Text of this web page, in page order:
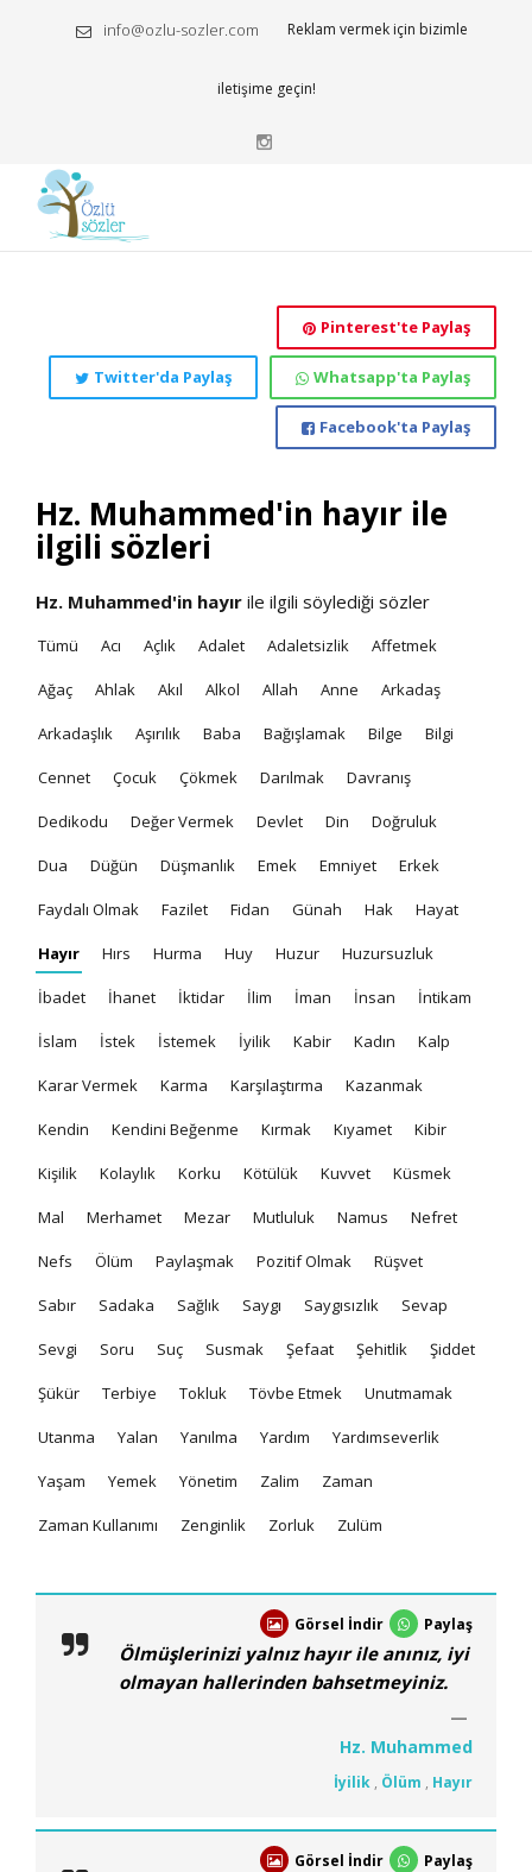
info@ozlu-sozler.com Reklam vermek için bizimle
iletişime geçin!
Pinterest'te Paylaş
Whatsapp'ta Paylaş
Twitter'da Paylaş
Facebook'ta Paylaş
Hz. Muhammed'in hayır ile
ilgili sözleri
Hz. Muhammed'in hayır ile ilgili söylediği sözler
Tümü Acı Açlık Adalet Adaletsizlik Affetmek
Ağaç Ahlak Akıl Alkol Allah Anne Arkadaş
Arkadaşlık Aşırılık Baba Bağışlamak Bilge Bilgi
Cennet Çocuk Çökmek Darılmak Davranış
Dedikodu Değer Vermek Devlet Din Doğruluk
Dua Düğün Düşmanlık Emek Emniyet Erkek
Faydalı Olmak Fazilet Fidan Günah Hak Hayat
Hayır Hırs Hurma Huy Huzur Huzursuzluk
İbadet İhanet İktidar İlim İman İnsan İntikam
İslam İstek İstemek İyilik Kabir Kadın Kalp
Karar Vermek Karma Karşılaştırma Kazanmak
Kendin Kendini Beğenme Kırmak Kıyamet Kibir
Kişilik Kolaylık Korku Kötülük Kuvvet Küsmek
Mal Merhamet Mezar Mutluluk Namus Nefret
Nefs Ölüm Paylaşmak Pozitif Olmak Rüşvet
Sabır Sadaka Sağlık Saygı Saygısızlık Sevap
Sevgi Soru Suç Susmak Şefaat Şehitlik Şiddet
Şükür Terbiye Tokluk Tövbe Etmek Unutmamak
Utanma Yalan Yanılma Yardım Yardımseverlik
Yaşam Yemek Yönetim Zalim Zaman
Zaman Kullanımı Zenginlik Zorluk Zulüm
Görsel İndir Paylaş
Ölmüşlerinizi yalnız hayır ile anınız, iyi
olmayan hallerinden bahsetmeyiniz.
Hz. Muhammed
İyilik , Ölüm , Hayır
Görsel İndir Paylaş